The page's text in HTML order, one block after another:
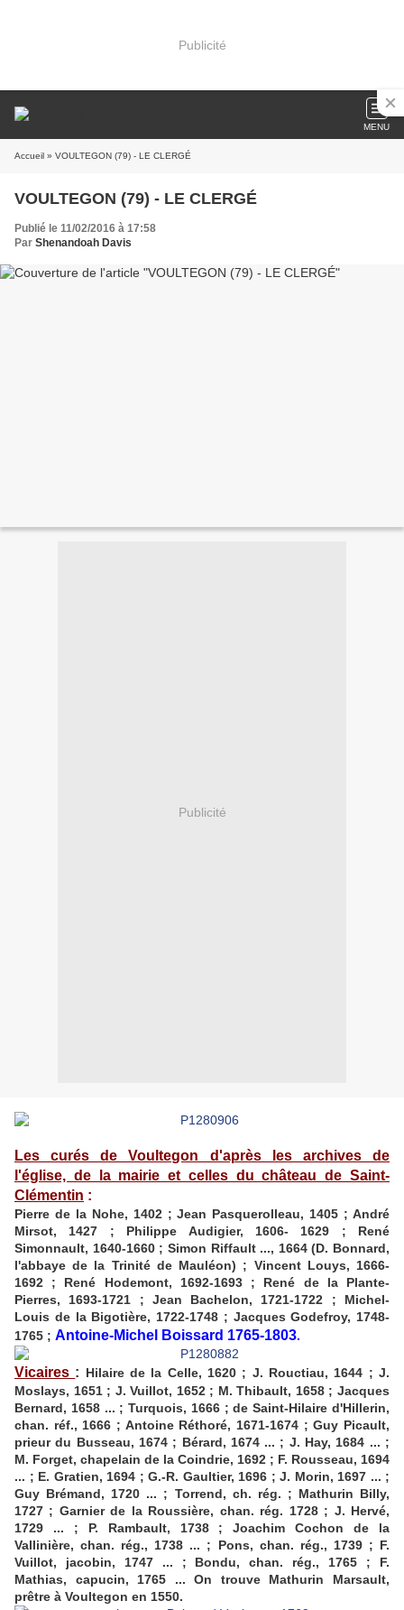
Publicité
MENU
Accueil » VOULTEGON (79) - LE CLERGÉ
VOULTEGON (79) - LE CLERGÉ
Publié le 11/02/2016 à 17:58
Par Shenandoah Davis
Publicité
Les curés de Voultegon d'après les archives de
l'église, de la mairie et celles du château de Saint-
Clémentin :
Pierre de la Nohe, 1402 ; Jean Pasquerolleau, 1405 ; André
Mirsot, 1427 ; Philippe Audigier, 1606- 1629 ; René
Simonnault, 1640-1660 ; Simon Riffault ..., 1664 (D. Bonnard,
l'abbaye de la Trinité de Mauléon) ; Vincent Louys, 1666-
1692 ; René Hodemont, 1692-1693 ; René de la Plante-
Pierres, 1693-1721 ; Jean Bachelon, 1721-1722 ; Michel-
Louis de la Bigotière, 1722-1748 ; Jacques Godefroy, 1748-
1765 ; Antoine-Michel Boissard 1765-1803.
Vicaires : Hilaire de la Celle, 1620 ; J. Rouctiau, 1644 ; J.
Moslays, 1651 ; J. Vuillot, 1652 ; M. Thibault, 1658 ; Jacques
Bernard, 1658 ... ; Turquois, 1666 ; de Saint-Hilaire d'Hillerin,
chan. réf., 1666 ; Antoine Réthoré, 1671-1674 ; Guy Picault,
prieur du Busseau, 1674 ; Bérard, 1674 ... ; J. Hay, 1684 ... ;
M. Forget, chapelain de la Coindrie, 1692 ; F. Rousseau, 1694
... ; E. Gratien, 1694 ; G.-R. Gaultier, 1696 ; J. Morin, 1697 ... ;
Guy Brémand, 1720 ... ; Torrend, ch. rég. ; Mathurin Billy,
1727 ; Garnier de la Roussière, chan. rég. 1728 ; J. Hervé,
1729 ... ; P. Rambault, 1738 ; Joachim Cochon de la
Vallinière, chan. rég., 1738 ... ; Pons, chan. rég., 1739 ; F.
Vuillot, jacobin, 1747 ... ; Bondu, chan. rég., 1765 ; F.
Mathias, capucin, 1765 ... On trouve Mathurin Marsault,
prêtre à Voultegon en 1550.